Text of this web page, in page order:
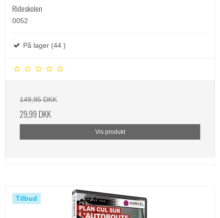
Rideskolen
0052
På lager (44 )
149,95 DKK
29,99 DKK
Vis produkt
Tilbud